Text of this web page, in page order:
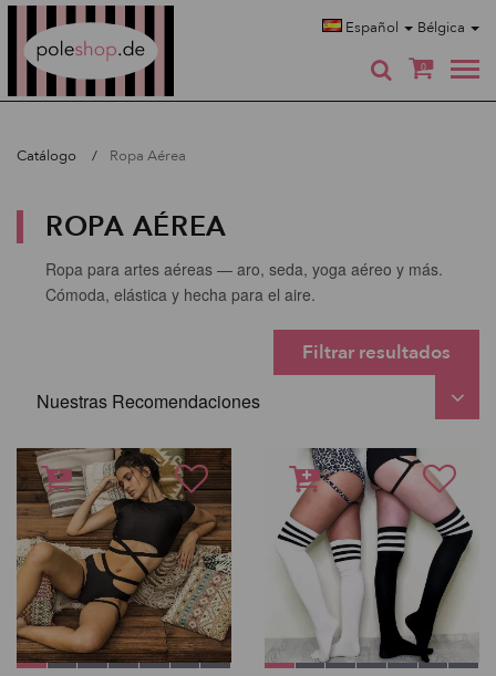
Español Bélgica
0
Catálogo Ropa Aérea
ROPA AÉREA
Ropa para artes aéreas — aro, seda, yoga aéreo y más.
Cómoda, elástica y hecha para el aire.
Filtrar resultados